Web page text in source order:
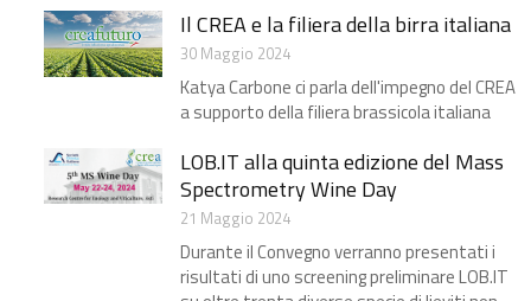
Il CREA e la filiera della birra italiana
30 Maggio 2024
Katya Carbone ci parla dell'impegno del CREA
a supporto della filiera brassicola italiana
LOB.IT alla quinta edizione del Mass
Spectrometry Wine Day
21 Maggio 2024
Durante il Convegno verranno presentati i
risultati di uno screening preliminare LOB.IT